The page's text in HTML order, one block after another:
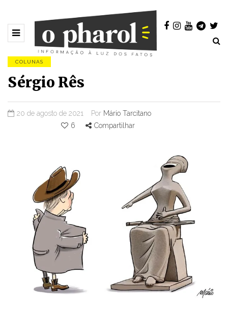
COLUNAS
Sérgio Rês
20 de agosto de 2021 Por Mário Tarcitano
6
Compartilhar